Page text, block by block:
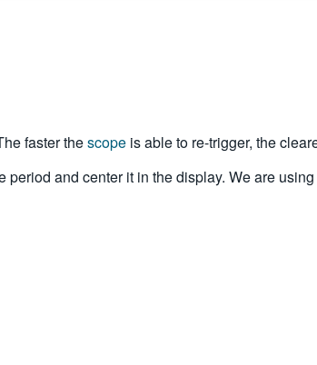
faster thescope is able to re-trigger, the
and center it in the display. We are